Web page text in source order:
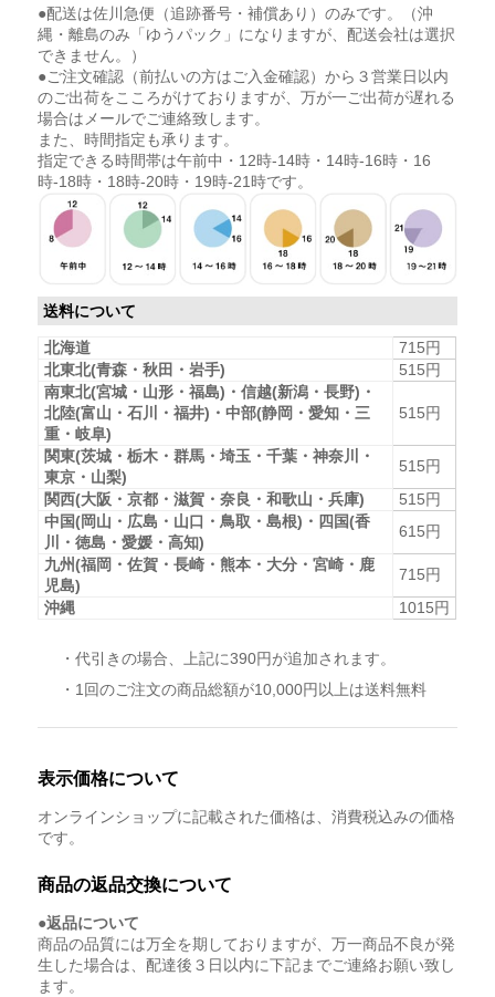
●配送は佐川急便（追跡番号・補償あり）のみです。（沖
縄・離島のみ「ゆうパック」になりますが、配送会社は選択
できません。）
●ご注文確認（前払いの方はご入金確認）から３営業日以内
のご出荷をこころがけておりますが、万が一ご出荷が遅れる
場合はメールでご連絡致します。
また、時間指定も承ります。
指定できる時間帯は午前中・12時-14時・14時-16時・16
時-18時・18時-20時・19時-21時です。
送料について
北海道
715円
北東北(青森・秋田・岩手)
515円
南東北(宮城・山形・福島)・信越(新潟・長野)・
北陸(富山・石川・福井)・中部(静岡・愛知・三
重・岐阜)
515円
関東(茨城・栃木・群馬・埼玉・千葉・神奈川・
東京・山梨)
515円
関西(大阪・京都・滋賀・奈良・和歌山・兵庫)
515円
中国(岡山・広島・山口・鳥取・島根)・四国(香
川・徳島・愛媛・高知)
615円
九州(福岡・佐賀・長崎・熊本・大分・宮崎・鹿
児島)
715円
沖縄
1015円
・代引きの場合、上記に390円が追加されます。
・1回のご注文の商品総額が10,000円以上は送料無料
表示価格について
オンラインショップに記載された価格は、消費税込みの価格
です。
商品の返品交換について
●返品について
商品の品質には万全を期しておりますが、万一商品不良が発
生した場合は、配達後３日以内に下記までご連絡お願い致し
ます。